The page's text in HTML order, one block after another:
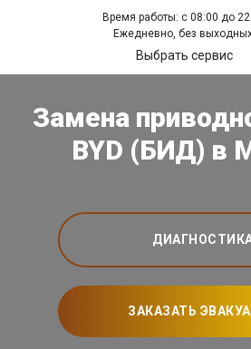
Время работы: с 08:00 до
Ежедневно, без
Выбрать сервис
Замена
BYD (БИД) в
ЗАКАЗАТЬ